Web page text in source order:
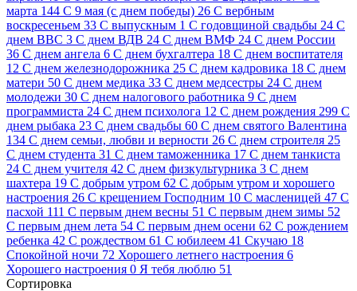
марта 144 С 9 мая (с днем победы) 26 С вербным
воскресеньем 33 С выпускным 1 С годовщиной свадьбы 24 С
днем ВВС 3 С днем ВДВ 24 С днем ВМФ 24 С днем России
36 С днем ангела 6 С днем бухгалтера 18 С днем воспитателя
12 С днем железнодорожника 25 С днем кадровика 18 С днем
матери 50 С днем медика 33 С днем медсестры 24 С днем
молодежи 30 С днем налогового работника 9 С днем
программиста 24 С днем психолога 12 С днем рождения 299 С
днем рыбака 23 С днем свадьбы 60 С днем святого Валентина
134 С днем семьи, любви и верности 26 С днем строителя 25
С днем студента 31 С днем таможенника 17 С днем танкиста
24 С днем учителя 42 С днем физкультурника 3 С днем
шахтера 19 С добрым утром 62 С добрым утром и хорошего
настроения 26 С крещением Господним 10 С масленицей 47 С
пасхой 111 С первым днем весны 51 С первым днем зимы 52
С первым днем лета 54 С первым днем осени 62 С рождением
ребенка 42 С рождеством 61 С юбилеем 41 Скучаю 18
Спокойной ночи 72 Хорошего летнего настроения 6
Хорошего настроения 0 Я тебя люблю 51
Сортировка